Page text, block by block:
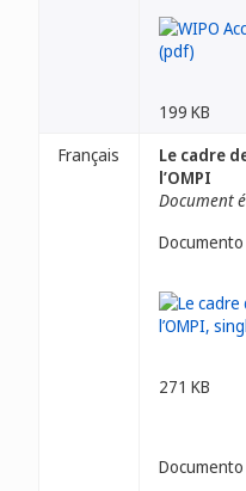
199 KB
Français
Le cadre
l’OMPI
Document
271 KB